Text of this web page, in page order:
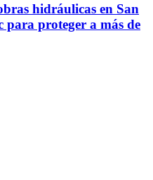
hidráulicas en San
para proteger a más de